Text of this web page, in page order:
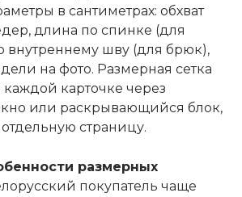
в сантиметрах: обхват
длина по спинке (для
внутреннему шву (для брюк),
на фото. Размерная сетка
карточке через
или раскрывающийся блок,
страницу.
размерных
покупатель чаще